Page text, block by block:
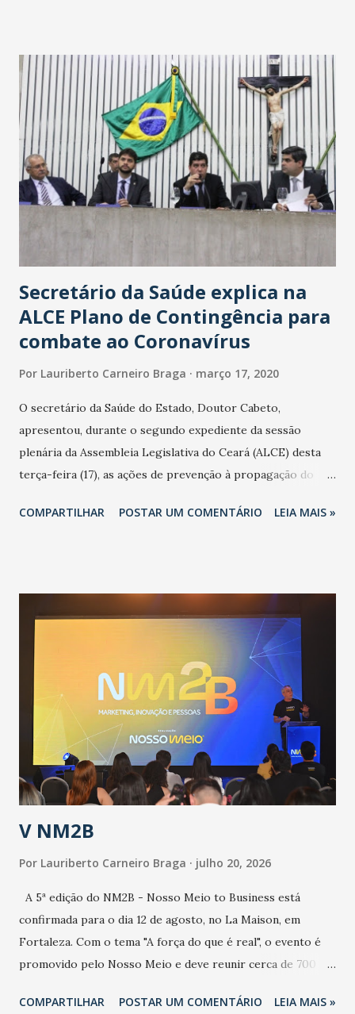
Secretário da Saúde explica na
ALCE Plano de Contingência para
combate ao Coronavírus
Por Lauriberto Carneiro Braga março 17, 2020
O secretário da Saúde do Estado, Doutor Cabeto,
apresentou, durante o segundo expediente da sessão
plenária da Assembleia Legislativa do Ceará (ALCE) desta
terça-feira (17), as ações de prevenção à propagação do
adotadas pelo Governo do Estado na contenção da
população suspeita e de cuidados com os ambientes
públicos e domiciliares. “Nós não estamos vivendo uma
epidemia comum, como temos em todos os anos, com
aumento de casos de dengue, influenza ou H1N1. Trata-se
de uma epidemia com um vírus diferente, com um poder de
contaminação maior que outros coronavírus”, apontou o
secretário. Segundo ele, é uma epidemia com chance de
contaminação alta, podendo gerar um grande risco à
população e ao sistema de saúde. “Precisamos saber fazer a
estratificação do risco da doença, para não so...
COMPARTILHAR POSTAR UM COMENTÁRIO LEIA MAIS »
V NM2B
Por Lauriberto Carneiro Braga julho 20, 2026
A 5ª edição do NM2B - Nosso Meio to Business está
confirmada para o dia 12 de agosto, no La Maison, em
Fortaleza. Com o tema "A força do que é real", o evento é
promovido pelo Nosso Meio e deve reunir cerca de 700
e lideranças do Mercado Nacional. Desde 2022, o NM2B
COMPARTILHAR POSTAR UM COMENTÁRIO LEIA MAIS »